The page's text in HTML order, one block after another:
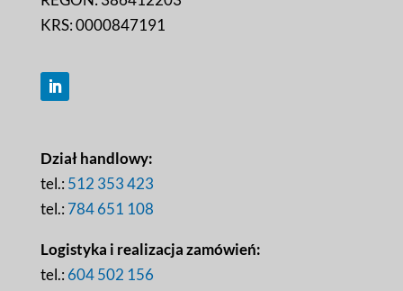
KRS: 0000847191
Dział handlowy:
tel.: 512 353 423
tel.: 784 651 108
Logistyka i realizacja zamówień:
tel.: 604 502 156